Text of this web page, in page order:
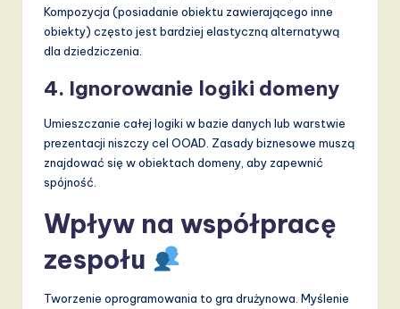
Kompozycja (posiadanie obiektu zawierającego inne
obiekty) często jest bardziej elastyczną alternatywą
dla dziedziczenia.
4. Ignorowanie logiki domeny
Umieszczanie całej logiki w bazie danych lub warstwie
prezentacji niszczy cel OOAD. Zasady biznesowe muszą
znajdować się w obiektach domeny, aby zapewnić
spójność.
Wpływ na współpracę
zespołu
Tworzenie oprogramowania to gra drużynowa. Myślenie